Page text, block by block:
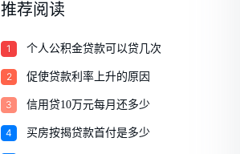
推荐阅读
1 个人公积金贷款可以贷几次
2 促使贷款利率上升的原因
3 信用贷10万元每月还多少
4 买房按揭贷款首付是多少